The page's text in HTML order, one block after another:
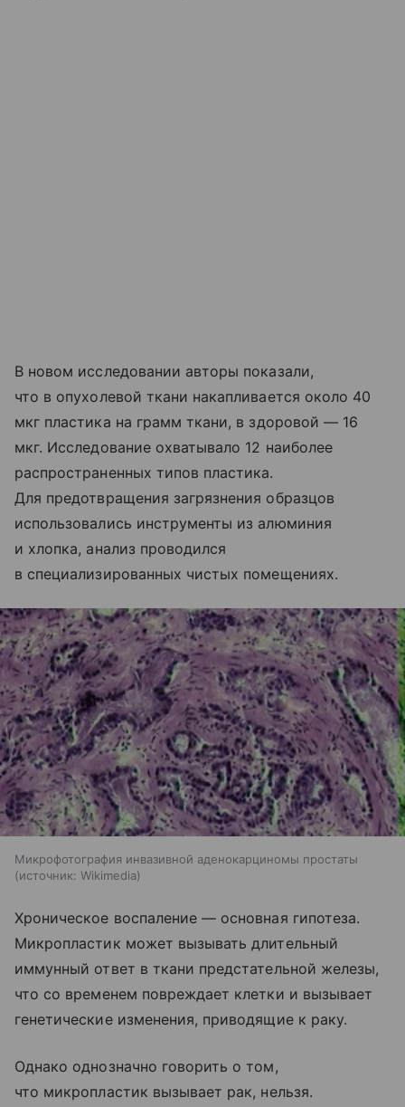
В новом исследовании авторы показали,
что в опухолевой ткани накапливается около 40
мкг пластика на грамм ткани, в здоровой — 16
мкг. Исследование охватывало 12 наиболее
распространенных типов пластика.
Для предотвращения загрязнения образцов
использовались инструменты из алюминия
и хлопка, анализ проводился
в специализированных чистых помещениях.
Микрофотография инвазивной аденокарциномы простаты
источник: Wikimedia
Хроническое воспаление — основная гипотеза.
Микропластик может вызывать длительный
иммунный ответ в ткани предстательной железы,
что со временем повреждает клетки и вызывает
генетические изменения, приводящие к раку.
Однако однозначно говорить о том,
что микропластик вызывает рак, нельзя.